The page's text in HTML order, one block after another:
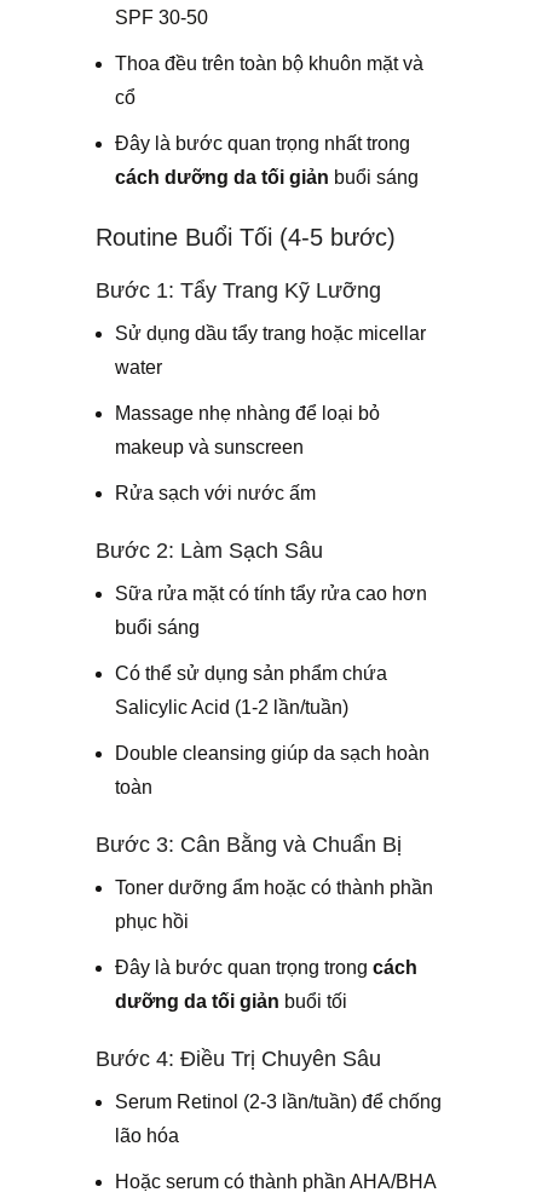
SPF 30-50
Thoa đều trên toàn bộ khuôn mặt và
cổ
Đây là bước quan trọng nhất trong
cách dưỡng da tối giản buổi sáng
Routine Buổi Tối (4-5 bước)
Bước 1: Tẩy Trang Kỹ Lưỡng
Sử dụng dầu tẩy trang hoặc micellar
water
Massage nhẹ nhàng để loại bỏ
makeup và sunscreen
Rửa sạch với nước ấm
Bước 2: Làm Sạch Sâu
Sữa rửa mặt có tính tẩy rửa cao hơn
buổi sáng
Có thể sử dụng sản phẩm chứa
Salicylic Acid (1-2 lần/tuần)
Double cleansing giúp da sạch hoàn
toàn
Bước 3: Cân Bằng và Chuẩn Bị
Toner dưỡng ẩm hoặc có thành phần
phục hồi
Đây là bước quan trọng trong cách
dưỡng da tối giản buổi tối
Bước 4: Điều Trị Chuyên Sâu
Serum Retinol (2-3 lần/tuần) để chống
lão hóa
Hoặc serum có thành phần AHA/BHA